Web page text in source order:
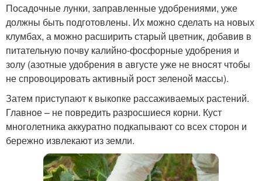
Посадочные лунки, заправленные удобрениями, уже
должны быть подготовлены. Их можно сделать на новых
клумбах, а можно расширить старый цветник, добавив в
питательную почву калийно-фосфорные удобрения и
золу (азотные удобрения в августе уже не вносят чтобы
не спровоцировать активный рост зеленой массы).
Затем приступают к выкопке рассаживаемых растений.
Главное – не повредить разросшиеся корни. Куст
многолетника аккуратно подкапывают со всех сторон и
бережно извлекают из земли.